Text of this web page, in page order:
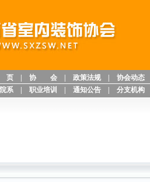
协 会 政策法规 协会动态
系
职业培训 通知公告 分支机构